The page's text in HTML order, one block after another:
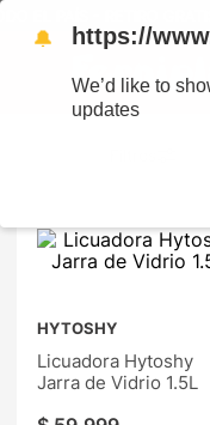
HYTOSHY
Licuadora Hytoshy
Jarra de Vidrio 1.5L
🔔 https://
We’d like to
updates